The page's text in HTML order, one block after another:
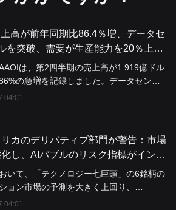
高が前年同期比86.4％増、データセ
を突破、需要が生産能力を20％上回
を引き続き強化へ
は、第2四半期の売上高が1.919億ドル
の急増を記録しました。データセンタ
突破し、800G製品の収入も前期比で倍
タセンター用トランシーバーの月間売上
可能性があります。需要側には問題はな
給能力を20%から40%上回っており、問
に実現できるかどうかにあります。
04:01
カのデリバティブ部門が警告：市場
し、AIバブルのリスク指標がインタ
迫る
いて、「テクノロジー七巨頭」の6銘柄の
ョン市場の予測を大きく上回り、
となりました。米国銀行のデリバティブ
04:01